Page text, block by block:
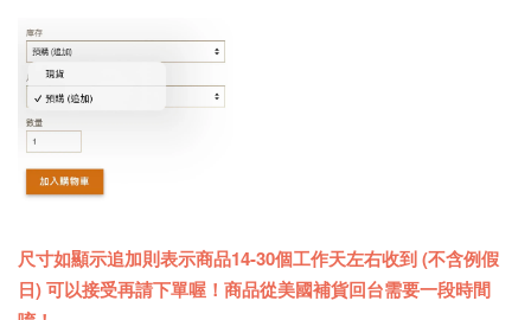
尺寸如顯示追加則表示商品14-30個工作天左右收到 (不含例假
日) 可以接受再請下單喔！商品從美國補貨回台需要一段時間